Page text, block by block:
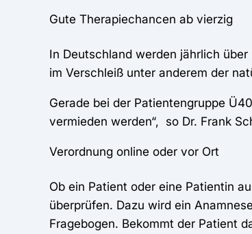
Gute Therapiechancen ab vierzig
In Deutschland werden jährlich
im Verschleiß unter anderem der
Gerade bei der Patientengruppe
vermieden werden“, so Dr. Frank
Verordnung online oder vor Ort
Ob ein Patient oder eine Patientin
überprüfen. Dazu wird ein
Fragebogen. Bekommt der Patient